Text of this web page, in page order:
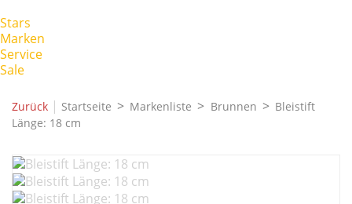
Stars
Marken
Service
Sale
Zurück | Startseite Markenliste Brunnen
Bleistift
Länge: 18 cm